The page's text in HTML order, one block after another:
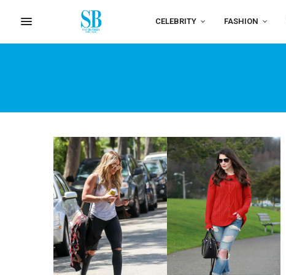
CELEBRITY FASHION